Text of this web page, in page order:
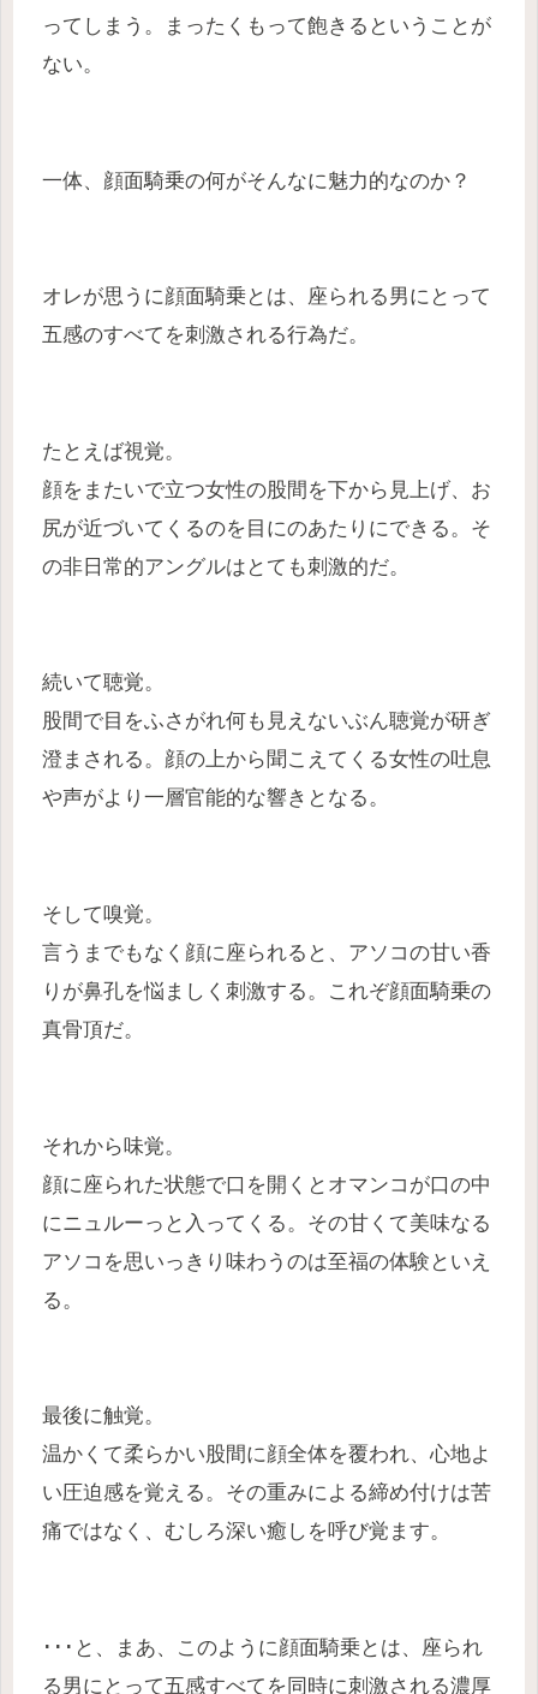
ってしまう。まったくもって飽きるということが
ない。
一体、顔面騎乗の何がそんなに魅力的なのか？
オレが思うに顔面騎乗とは、座られる男にとって
五感のすべてを刺激される行為だ。
たとえば視覚。
顔をまたいで立つ女性の股間を下から見上げ、お
尻が近づいてくるのを目にのあたりにできる。そ
の非日常的アングルはとても刺激的だ。
続いて聴覚。
股間で目をふさがれ何も見えないぶん聴覚が研ぎ
澄まされる。顔の上から聞こえてくる女性の吐息
や声がより一層官能的な響きとなる。
そして嗅覚。
言うまでもなく顔に座られると、アソコの甘い香
りが鼻孔を悩ましく刺激する。これぞ顔面騎乗の
真骨頂だ。
それから味覚。
顔に座られた状態で口を開くとオマンコが口の中
にニュルーっと入ってくる。その甘くて美味なる
アソコを思いっきり味わうのは至福の体験といえ
る。
最後に触覚。
温かくて柔らかい股間に顔全体を覆われ、心地よ
い圧迫感を覚える。その重みによる締め付けは苦
痛ではなく、むしろ深い癒しを呼び覚ます。
･･･と、まあ、このように顔面騎乗とは、座られ
る男にとって五感すべてを同時に刺激される濃厚